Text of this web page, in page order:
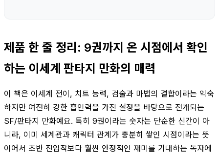
제품 한 줄 정리: 9권까지 온 시점에서 확인
하는 이세계 판타지 만화의 매력
이 책은 이세계 전이, 치트 능력, 검술과 마법의 결합이라는 익숙
하지만 여전히 강한 흡인력을 가진 설정을 바탕으로 전개되는
SF/판타지 만화예요. 특히 9권이라는 숫자는 단순한 신간이 아
니라, 이미 세계관과 캐릭터 관계가 충분히 쌓인 시점이라는 뜻
이어서 초반 진입작보다 훨씬 안정적인 재미를 기대하는 독자에